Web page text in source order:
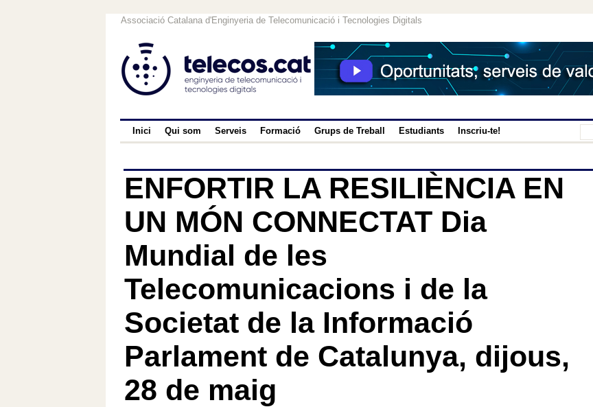
Associació Catalana d'Enginyeria de Telecomunicació i Tecnologies Digitals
Inici
Qui som Serveis Formació Grups de Treball Estudiants Inscriu-te!
ENFORTIR LA RESILIÈNCIA EN
UN MÓN CONNECTAT Dia
Mundial de les
Telecomunicacions i de la
Societat de la Informació
Parlament de Catalunya, dijous,
28 de maig